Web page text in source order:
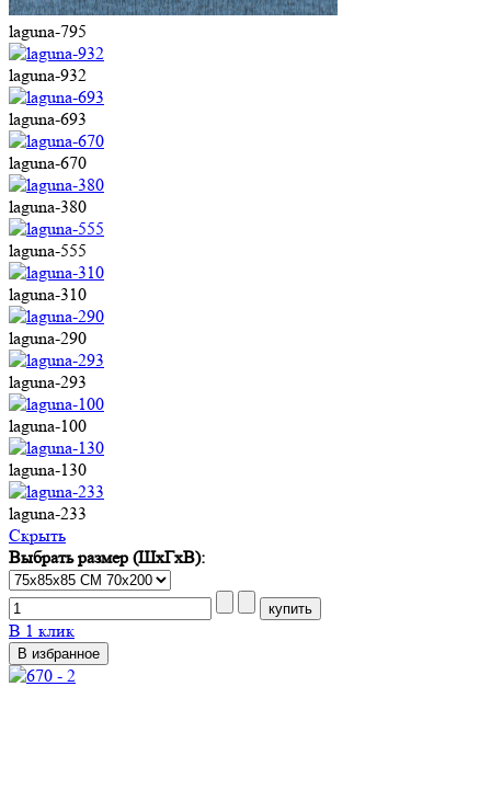
laguna-795
laguna-932
laguna-693
laguna-670
laguna-380
laguna-555
laguna-310
laguna-290
laguna-293
laguna-100
laguna-130
laguna-233
Cкрыть
Выбрать размер (ШхГхВ):
В 1 клик
В избранное